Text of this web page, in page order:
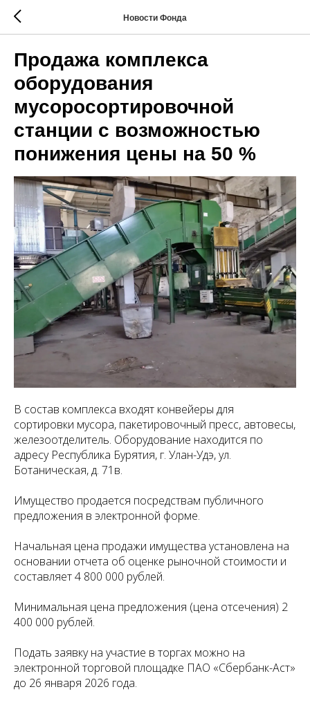
Новости Фонда
Продажа комплекса
оборудования
мусоросортировочной
станции с возможностью
понижения цены на 50 %
В состав комплекса входят конвейеры для
сортировки мусора, пакетировочный пресс, автовесы,
железоотделитель. Оборудование находится по
адресу Республика Бурятия, г. Улан-Удэ, ул.
Ботаническая, д. 71в.
Имущество продается посредствам публичного
предложения в электронной форме.
Начальная цена продажи имущества установлена на
основании отчета об оценке рыночной стоимости и
составляет 4 800 000 рублей.
Минимальная цена предложения (цена отсечения) 2
400 000 рублей.
Подать заявку на участие в торгах можно на
электронной торговой площадке ПАО «Сбербанк-Аст»
до 26 января 2026 года.